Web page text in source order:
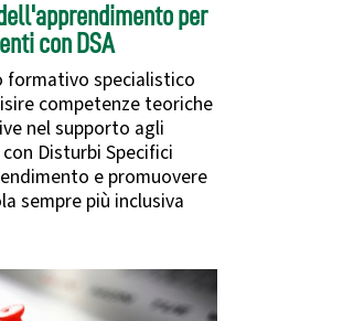
per
con DSA
formativo specialistico
competenze teoriche
nel supporto agli
Disturbi Specifici
e promuovere
sempre più inclusiva